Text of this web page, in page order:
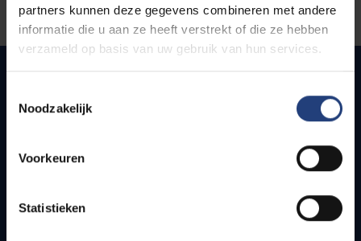
partners kunnen deze gegevens combineren met andere
informatie die u aan ze heeft verstrekt of die ze hebben
verzameld op basis van uw gebruik van hun services.
Noodzakelijk
Voorkeuren
Statistieken
Quick links
How to get to the VUB campuses